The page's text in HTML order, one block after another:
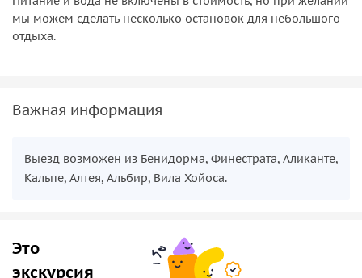
Валор.
мы можем сделать несколько остановок для небольшого
отдыха.
Важная информация
Выезд возможен из Бенидорма, Финестрата, Аликанте,
Кальпе, Алтея, Альбир, Вила Хойоса.
Это
экскурсия